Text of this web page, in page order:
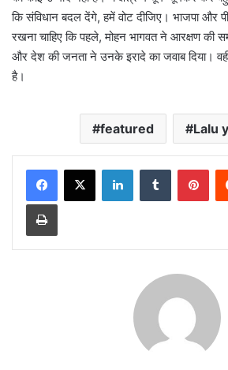
कि संविधान बदल देंगे, हमें वोट दीजिए। भाजपा और
रखना चाहिए कि पहले, मोहन भागवत ने आरक्षण की
और देश की जनता ने उनके इरादे का जवाब दिया। वही
है।
featured Lalu
LinkedInTumblr
Print